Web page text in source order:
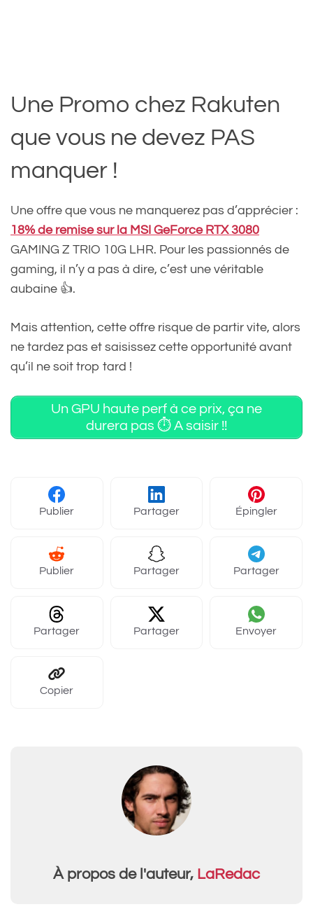
Une Promo chez Rakuten
que vous ne devez PAS
manquer !
Une offre que vous ne manquerez pas d’apprécier :
18% de remise sur la MSI GeForce RTX 3080
GAMING Z TRIO 10G LHR. Pour les passionnés de
gaming, il n’y a pas à dire, c’est une véritable
aubaine 👍.
Mais attention, cette offre risque de partir vite, alors
ne tardez pas et saisissez cette opportunité avant
qu’il ne soit trop tard !
Un GPU haute perf à ce prix, ça ne
durera pas ⏱️ A saisir !!
Publier Partager Épingler
Publier Partager Partager
Partager Partager Envoyer
Copier
À propos de l'auteur, LaRedac